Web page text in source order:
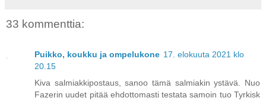
33 kommenttia:
Puikko, koukku ja ompelukone 17. elokuuta 2021 klo
20.15
Kiva salmiakkipostaus, sanoo tämä salmiakin ystävä. Nuo
Fazerin uudet pitää ehdottomasti testata samoin tuo Tyrkisk